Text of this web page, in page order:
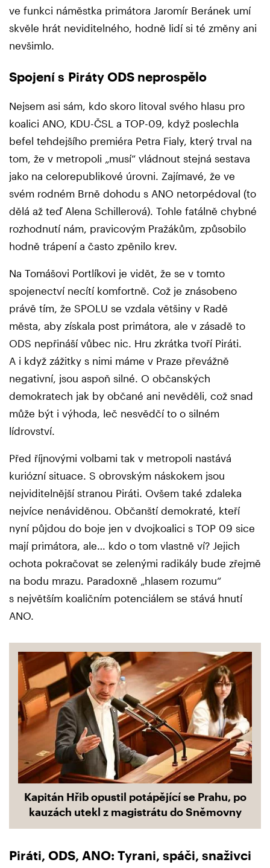
ve funkci náměstka primátora Jaromír Beránek umí
skvěle hrát neviditelného, hodně lidí si té změny ani
nevšimlo.
Spojení s Piráty ODS neprospělo
Nejsem asi sám, kdo skoro litoval svého hlasu pro
koalici ANO, KDU-ČSL a TOP-09, když poslechla
befel tehdejšího premiéra Petra Fialy, který trval na
tom, že v metropoli „musí“ vládnout stejná sestava
jako na celorepublikové úrovni. Zajímavé, že ve
svém rodném Brně dohodu s ANO netorpédoval (to
dělá až teď Alena Schillerová). Tohle fatálně chybné
rozhodnutí nám, pravicovým Pražákům, způsobilo
hodně trápení a často zpěnilo krev.
Na Tomášovi Portlíkovi je vidět, že se v tomto
spojenectví necítí komfortně. Což je znásobeno
právě tím, že SPOLU se vzdala většiny v Radě
města, aby získala post primátora, ale v zásadě to
ODS nepřináší vůbec nic. Hru zkrátka tvoří Piráti.
A i když zážitky s nimi máme v Praze převážně
negativní, jsou aspoň silné. O občanských
demokratech jak by občané ani nevěděli, což snad
může být i výhoda, leč nesvědčí to o silném
lídrovství.
Před říjnovými volbami tak v metropoli nastává
kuriózní situace. S obrovským náskokem jsou
nejviditelnější stranou Piráti. Ovšem také zdaleka
nejvíce nenáviděnou. Občanští demokraté, kteří
nyní půjdou do boje jen v dvojkoalici s TOP 09 sice
mají primátora, ale… kdo o tom vlastně ví? Jejich
ochota pokračovat se zelenými radikály bude zřejmě
na bodu mrazu. Paradoxně „hlasem rozumu“
s největším koaličním potenciálem se stává hnutí
ANO.
Kapitán Hřib opustil potápějící se Prahu, po
kauzách utekl z magistrátu do Sněmovny
Piráti, ODS, ANO: Tyrani, spáči, snaživci